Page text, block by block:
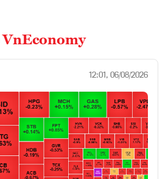
VnEconomy
12:01, 06/08/2026